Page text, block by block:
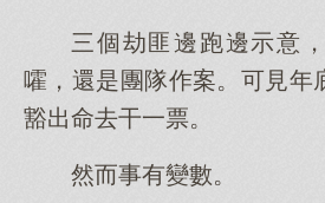
三個劫匪邊跑邊示意
嚯，還是團隊作案。可見年
豁出命去干一票。
然而事有變數。